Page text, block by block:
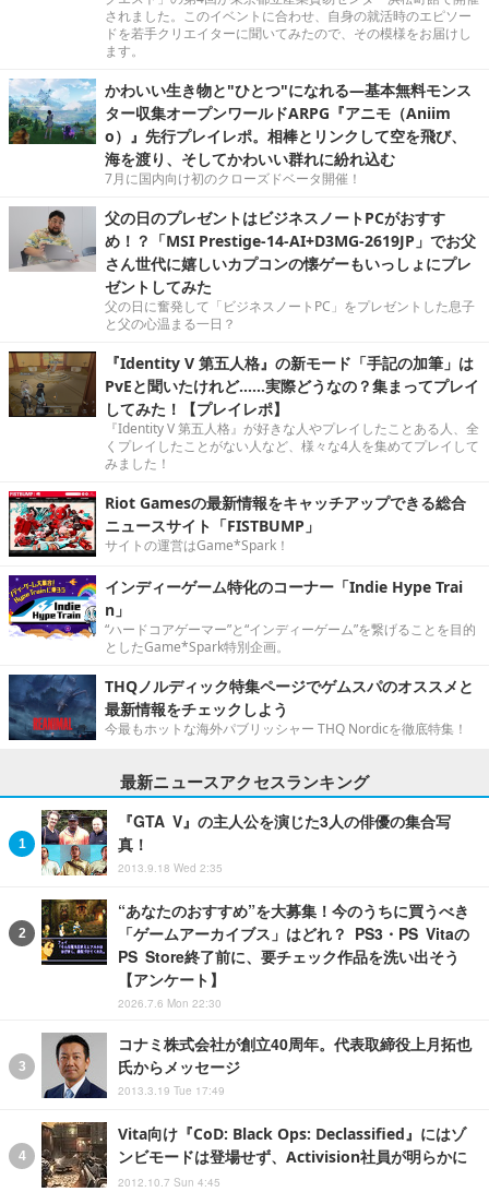
されました。このイベントに合わせ、自身の就活時のエピソー
ドを若手クリエイターに聞いてみたので、その模様をお届けし
ます。
かわいい生き物と"ひとつ"になれる―基本無料モンス
ター収集オープンワールドARPG『アニモ（Aniim
o）』先行プレイレポ。相棒とリンクして空を飛び、
海を渡り、そしてかわいい群れに紛れ込む
7月に国内向け初のクローズドベータ開催！
父の日のプレゼントはビジネスノートPCがおすす
め！？「MSI Prestige-14-AI+D3MG-2619JP」でお父
さん世代に嬉しいカプコンの懐ゲーもいっしょにプレ
ゼントしてみた
父の日に奮発して「ビジネスノートPC」をプレゼントした息子
と父の心温まる一日？
『Identity V 第五人格』の新モード「手記の加筆」は
PvEと聞いたけれど……実際どうなの？集まってプレイ
してみた！【プレイレポ】
『Identity V 第五人格』が好きな人やプレイしたことある人、全
くプレイしたことがない人など、様々な4人を集めてプレイして
みました！
Riot Gamesの最新情報をキャッチアップできる総合
ニュースサイト「FISTBUMP」
サイトの運営はGame*Spark！
インディーゲーム特化のコーナー「Indie Hype Trai
n」
“ハードコアゲーマー”と“インディーゲーム”を繋げることを目的
としたGame*Spark特別企画。
THQノルディック特集ページでゲムスパのオススメと
最新情報をチェックしよう
今最もホットな海外パブリッシャー THQ Nordicを徹底特集！
最新ニュースアクセスランキング
『GTA V』の主人公を演じた3人の俳優の集合写
真！
2013.9.18 Wed 2:35
“あなたのおすすめ”を大募集！今のうちに買うべき
「ゲームアーカイブス」はどれ？ PS3・PS Vitaの
PS Store終了前に、要チェック作品を洗い出そう
【アンケート】
2026.7.6 Mon 22:30
コナミ株式会社が創立40周年。代表取締役上月拓也
氏からメッセージ
2013.3.19 Tue 17:49
Vita向け『CoD: Black Ops: Declassified』にはゾ
ンビモードは登場せず、Activision社員が明らかに
2012.10.7 Sun 4:45